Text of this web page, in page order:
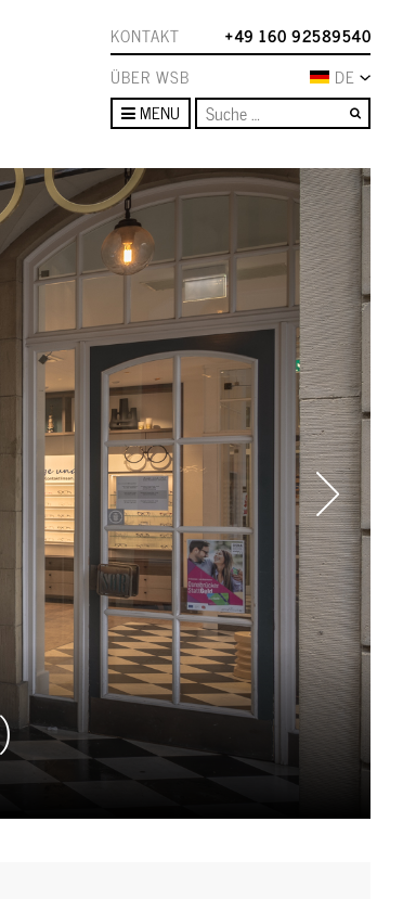
KONTAKT
+49 160 92589540
ÜBER WSB
DE
MENU